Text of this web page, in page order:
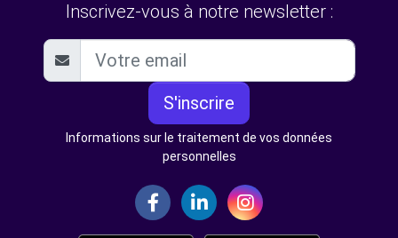
Inscrivez-vous à notre newsletter :
S'inscrire
Informations sur le traitement de vos données
personnelles